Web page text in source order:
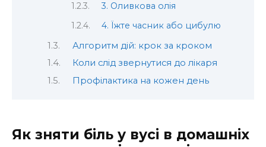
3. Оливкова олія
4. Їжте часник або цибулю
Алгоритм дій: крок за кроком
Коли слід звернутися до лікаря
Профілактика на кожен день
Як зняти біль у вусі в домашніх